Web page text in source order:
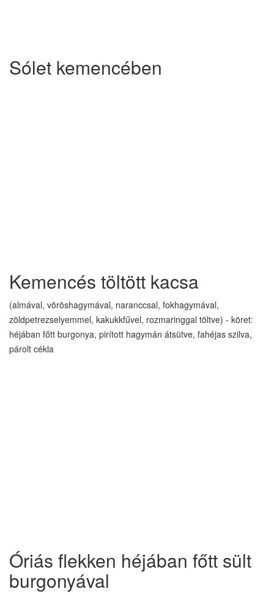
Sólet kemencében
Kemencés töltött kacsa
(almával, vöröshagymával, naranccsal, fokhagymával,
zöldpetrezselyemmel, kakukkfűvel, rozmaringgal töltve) - köret:
héjában főtt burgonya, pirított hagymán átsütve, fahéjas szilva,
párolt cékla
Óriás flekken héjában főtt sült
burgonyával